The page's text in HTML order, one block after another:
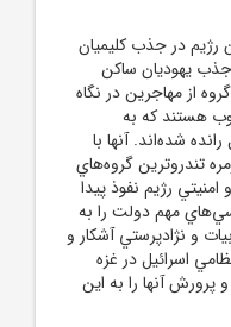
رژيم در جذب کليميان
جذب يهوديان ساکن
از مهاجرين در نگاه
درجه 2 و نامطلوب هستند که به
شده‌اند. آنها با
تندروترين گروه‌هاي
امنيتي رژيم نفوذ پيدا
مهم دولت را به
و نژادپرستي آشکار و
اسرائيل در غزه
آنها را به اين